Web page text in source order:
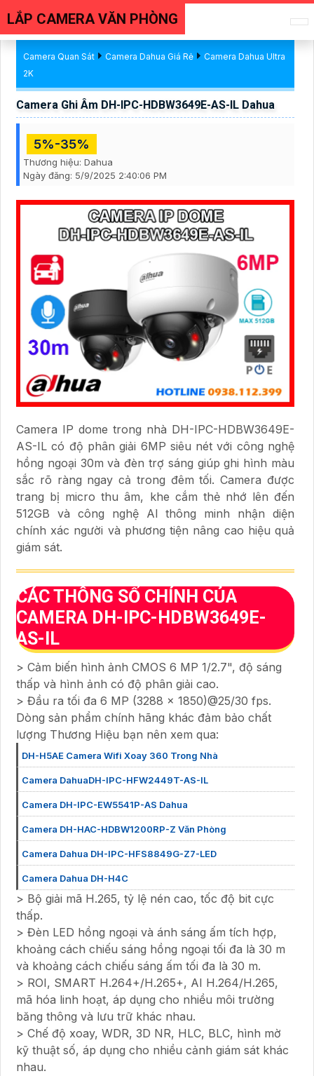
LẮP CAMERA VĂN PHÒNG
Camera Quan Sát Camera Dahua Giá Rẻ
Camera Dahua Ultra
2K
Camera Ghi Âm DH-IPC-HDBW3649E-AS-IL Dahua
5%-35%
Thương hiệu: Dahua
Ngày đăng: 5/9/2025 2:40:06 PM
Camera IP dome trong nhà DH-IPC-HDBW3649E-
AS-IL có độ phân giải 6MP siêu nét với công nghệ
hồng ngoại 30m và đèn trợ sáng giúp ghi hình màu
sắc rõ ràng ngay cả trong đêm tối. Camera được
trang bị micro thu âm, khe cắm thẻ nhớ lên đến
512GB và công nghệ AI thông minh nhận diện
chính xác người và phương tiện nâng cao hiệu quả
giám sát.
CÁC THÔNG SỐ CHÍNH CỦA
CAMERA DH-IPC-HDBW3649E-
AS-IL
> Cảm biến hình ảnh CMOS 6 MP 1/2.7", độ sáng
thấp và hình ảnh có độ phân giải cao.
> Đầu ra tối đa 6 MP (3288 × 1850)@25/30 fps.
Dòng sản phẩm chính hãng khác đảm bảo chất
lượng Thương Hiệu bạn nên xem qua:
DH-H5AE Camera Wifi Xoay 360 Trong Nhà
Camera DahuaDH-IPC-HFW2449T-AS-IL
Camera DH-IPC-EW5541P-AS Dahua
Camera DH-HAC-HDBW1200RP-Z Văn Phòng
Camera Dahua DH-IPC-HFS8849G-Z7-LED
Camera Dahua DH-H4C
> Bộ giải mã H.265, tỷ lệ nén cao, tốc độ bit cực
thấp.
> Đèn LED hồng ngoại và ánh sáng ấm tích hợp,
khoảng cách chiếu sáng hồng ngoại tối đa là 30 m
và khoảng cách chiếu sáng ấm tối đa là 30 m.
> ROI, SMART H.264+/H.265+, AI H.264/H.265,
mã hóa linh hoạt, áp dụng cho nhiều môi trường
băng thông và lưu trữ khác nhau.
> Chế độ xoay, WDR, 3D NR, HLC, BLC, hình mờ
kỹ thuật số, áp dụng cho nhiều cảnh giám sát khác
nhau.